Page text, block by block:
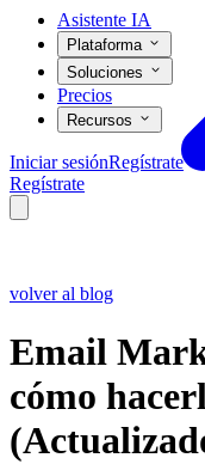
Asistente IA
Plataforma
Soluciones
Precios
Recursos
Iniciar sesiónRegístrate
Regístrate
volver al blog
Email
cómo